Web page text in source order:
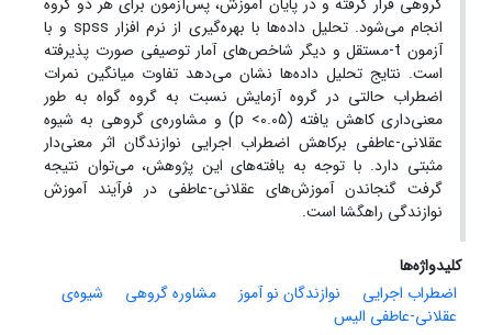
انجام ‌می‌شود. تحلیل داده‌ها با بهره‌گیری از نرم افزار spss و با
آزمون t-مستقل و دیگر شاخص‌های آمار توصیفی صورت پذیرفته
است. نتایج تحلیل داده‌ها نشان می‌دهد تفاوت میانگین نمرات
اضطراب حالتی در گروه آزمایش نسبت به گروه گواه به طور
معنی‌داری کاهش یافته (p <0.05) و مشاوره‌ی گروهی به شیوه
عقلانی-عاطفی برکاهش اضطراب اجرایی نوازندگان اثر معنی‌دار
مثبتی دارد. با توجه به یافته‌های این پژوهش، می‌توان نتیجه
گرفت گنجاندن آموزش‌های عقلانی-عاطفی در فرآیند آموزش
نوازندگی راهگشا است.
کلیدواژه‌ها
اضطراب اجرایی
نوازندگان نو آموز مشاوره گروهی
شیوه‌ی
عقلانی-عاطفی الیس